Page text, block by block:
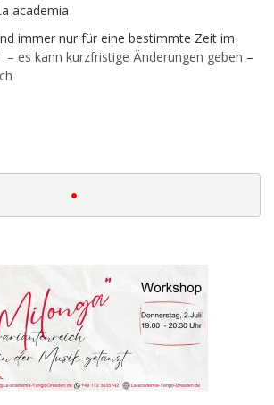
academia
immer nur für eine bestimmte Zeit im
– es kann kurzfristige Änderungen geben –
•